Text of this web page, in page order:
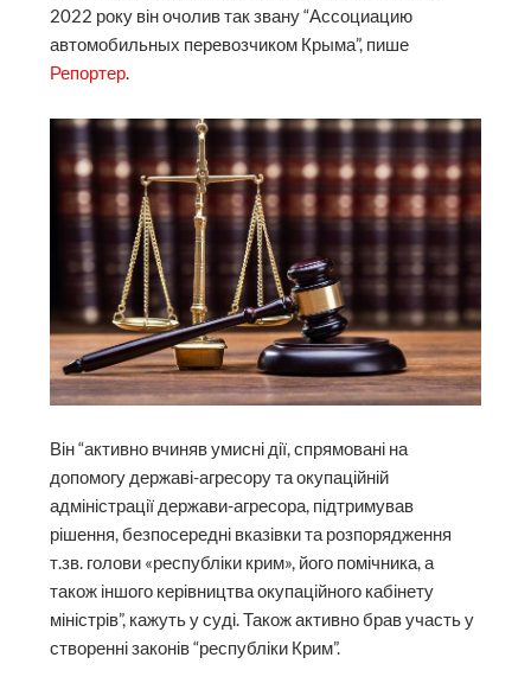
2022 року він очолив так звану “Ассоциацию
автомобильных перевозчиком Крыма”, пише
Репортер.
Він “активно вчиняв умисні дії, спрямовані на
допомогу державі-агресору та окупаційній
адміністрації держави-агресора, підтримував
рішення, безпосередні вказівки та розпорядження
т.зв. голови «республіки крим», його помічника, а
також іншого керівництва окупаційного кабінету
міністрів”, кажуть у суді. Також активно брав участь у
створенні законів “республіки Крим”.